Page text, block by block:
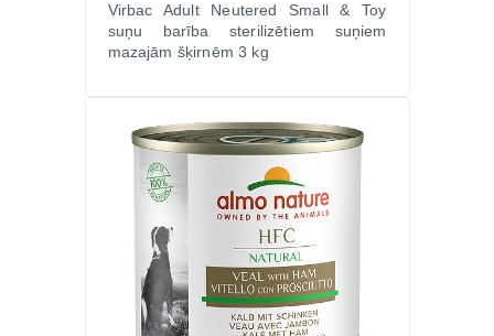
Virbac Adult Neutered Small & Toy
suņu barība sterilizētiem suņiem
mazajām šķirnēm 3 kg